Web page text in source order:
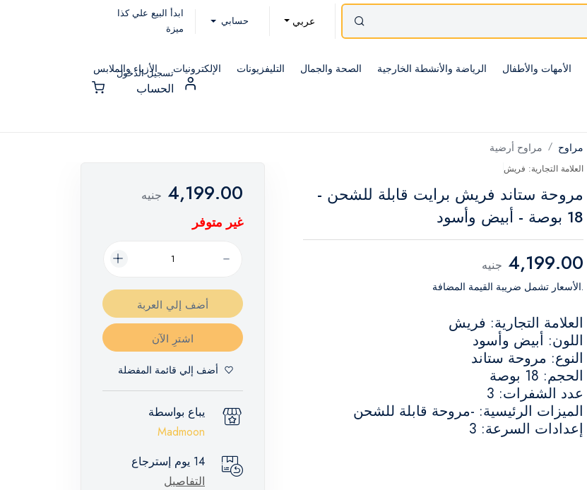
عربي حسابي
ابدأ البيع علي كذا
ميزة
الأمهات والأطفال الرياضة والأنشطة الخارجية الصحة والجمال التليفزيونات الإلكترونيات الأزياء والملابس
تسجيل الدخول
الحساب
مراوح مراوح أرضية
العلامة التجارية: فريش
مروحة ستاند فريش برايت قابلة للشحن -
18 بوصة - أبيض وأسود
4,199.00 جنيه
.الأسعار تشمل ضريبة القيمة المضافة
العلامة التجارية: فريش
اللون: أبيض وأسود
النوع: مروحة ستاند
الحجم: 18 بوصة
عدد الشفرات: 3
الميزات الرئيسية: -مروحة قابلة للشحن
إعدادات السرعة: 3
4,199.00 جنيه
غير متوفر
أضف إلي العربة
اشترِ الآن
أضف إلي قائمة المفضلة
يباع بواسطة
Madmoon
14 يوم إسترجاع
التفاصيل